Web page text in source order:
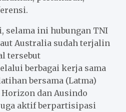
selama ini hubungan TNI
Australia sudah terjalin
tersebut
berbagai kerja sama
bersama (Latma)
Horizon dan Ausindo
aktif berpartisipasi